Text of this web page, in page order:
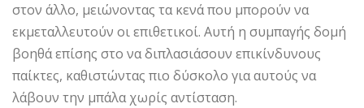
στον άλλο, μειώνοντας τα κενά που μπορούν να
εκμεταλλευτούν οι επιθετικοί. Αυτή η συμπαγής δομή
βοηθά επίσης στο να διπλασιάσουν επικίνδυνους
παίκτες, καθιστώντας πιο δύσκολο για αυτούς να
λάβουν την μπάλα χωρίς αντίσταση.